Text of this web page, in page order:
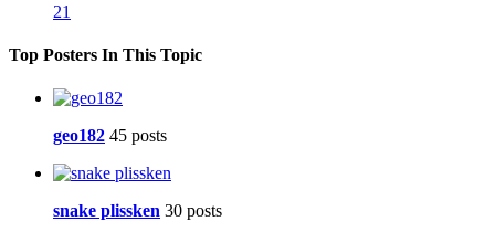
21
Top Posters In This Topic
geo182 45 posts
snake plissken 30 posts